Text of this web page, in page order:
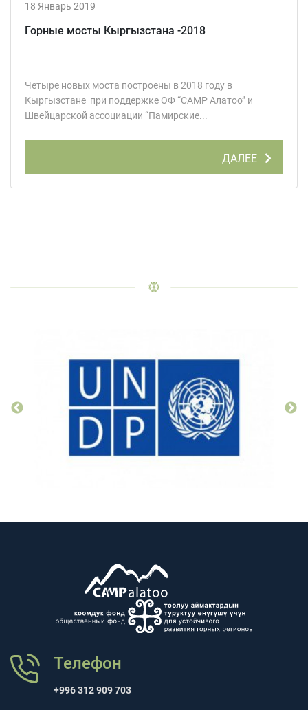
18 Январь 2019
Горные мосты Кыргызстана -2018
Четыре новых моста построены в 2018 году в
Кыргызстане при поддержке ОФ “CAMP Алатоо” и
Швейцарской ассоциации “Памирские...
ДАЛЕЕ
Телефон
+996 312 909 703